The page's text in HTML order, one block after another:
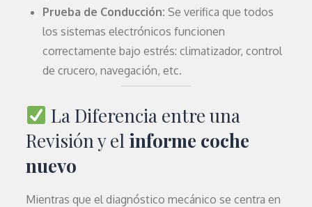
Prueba de Conducción: Se verifica que todos
los sistemas electrónicos funcionen
correctamente bajo estrés: climatizador, control
de crucero, navegación, etc.
La Diferencia entre una
Revisión y el informe coche
nuevo
Mientras que el diagnóstico mecánico se centra en